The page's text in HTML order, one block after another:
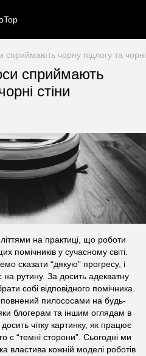
чорну підлогу та чорні
сприймають
стіни
на практиці, що роботи
помічників у сучасному світі.
сказати “дякую” прогресу, і
на рутину. За досить адекватну
собі відповідного помічника.
пилососами на будь-
блогерам та іншим оглядам в
чітку картинку, як працює
є “темні сторони”. Сьогодні ми
властива кожній моделі роботів